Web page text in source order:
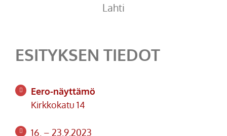
Lahti
ESITYKSEN TIEDOT
Eero-näyttämö
Kirkkokatu 14
16. – 23.9.2023